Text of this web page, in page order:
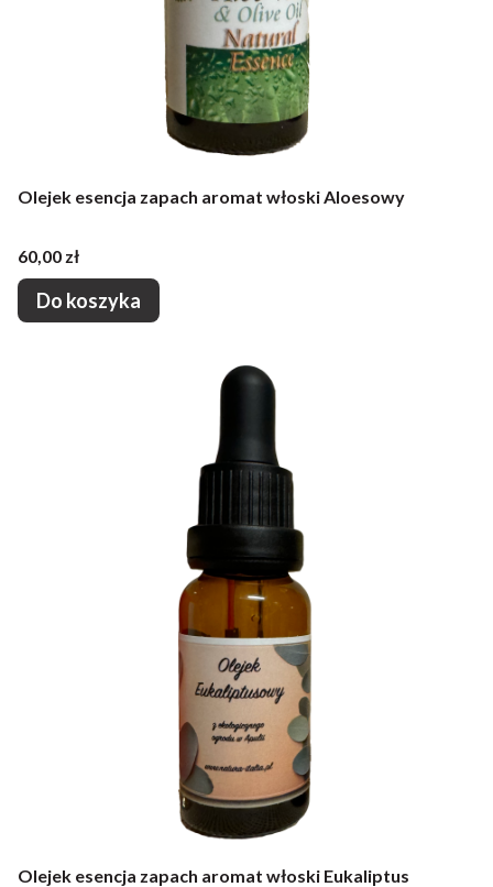
Olejek esencja zapach aromat włoski Aloesowy
Cena
60,00 zł
Do koszyka
Olejek esencja zapach aromat włoski Eukaliptus